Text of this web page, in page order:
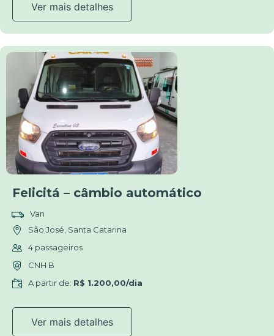
Ver mais detalhes
Felicitá – câmbio automático
Van
São José, Santa Catarina
4 passageiros
CNH B
A partir de: R$ 1.200,00/dia
Ver mais detalhes